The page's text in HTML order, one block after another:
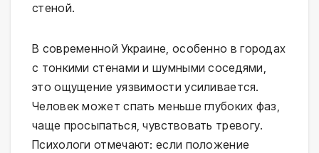
стеной.
В современной Украине, особенно в городах
с тонкими стенами и шумными соседями,
это ощущение уязвимости усиливается.
Человек может спать меньше глубоких фаз,
чаще просыпаться, чувствовать тревогу.
Психологи отмечают: если положение